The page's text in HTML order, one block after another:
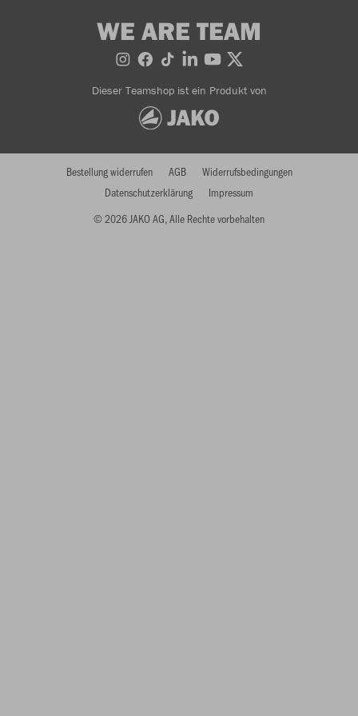
WE ARE TEAM
Dieser Teamshop ist ein Produkt von
© 2026 JAKO AG, Alle Rechte vorbehalten
Bestellung widerrufen AGB
Widerrufsbedingungen
Datenschutzerklärung
Impressum